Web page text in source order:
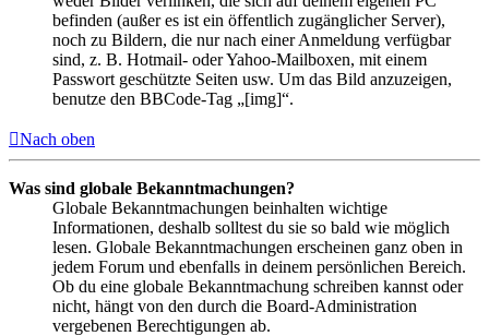
befinden (außer es ist ein öffentlich zugänglicher Server),
noch zu Bildern, die nur nach einer Anmeldung verfügbar
sind, z. B. Hotmail- oder Yahoo-Mailboxen, mit einem
Passwort geschützte Seiten usw. Um das Bild anzuzeigen,
benutze den BBCode-Tag „[img]“.
Nach oben
Was sind globale Bekanntmachungen?
Globale Bekanntmachungen beinhalten wichtige
Informationen, deshalb solltest du sie so bald wie möglich
lesen. Globale Bekanntmachungen erscheinen ganz oben in
jedem Forum und ebenfalls in deinem persönlichen Bereich.
Ob du eine globale Bekanntmachung schreiben kannst oder
nicht, hängt von den durch die Board-Administration
vergebenen Berechtigungen ab.